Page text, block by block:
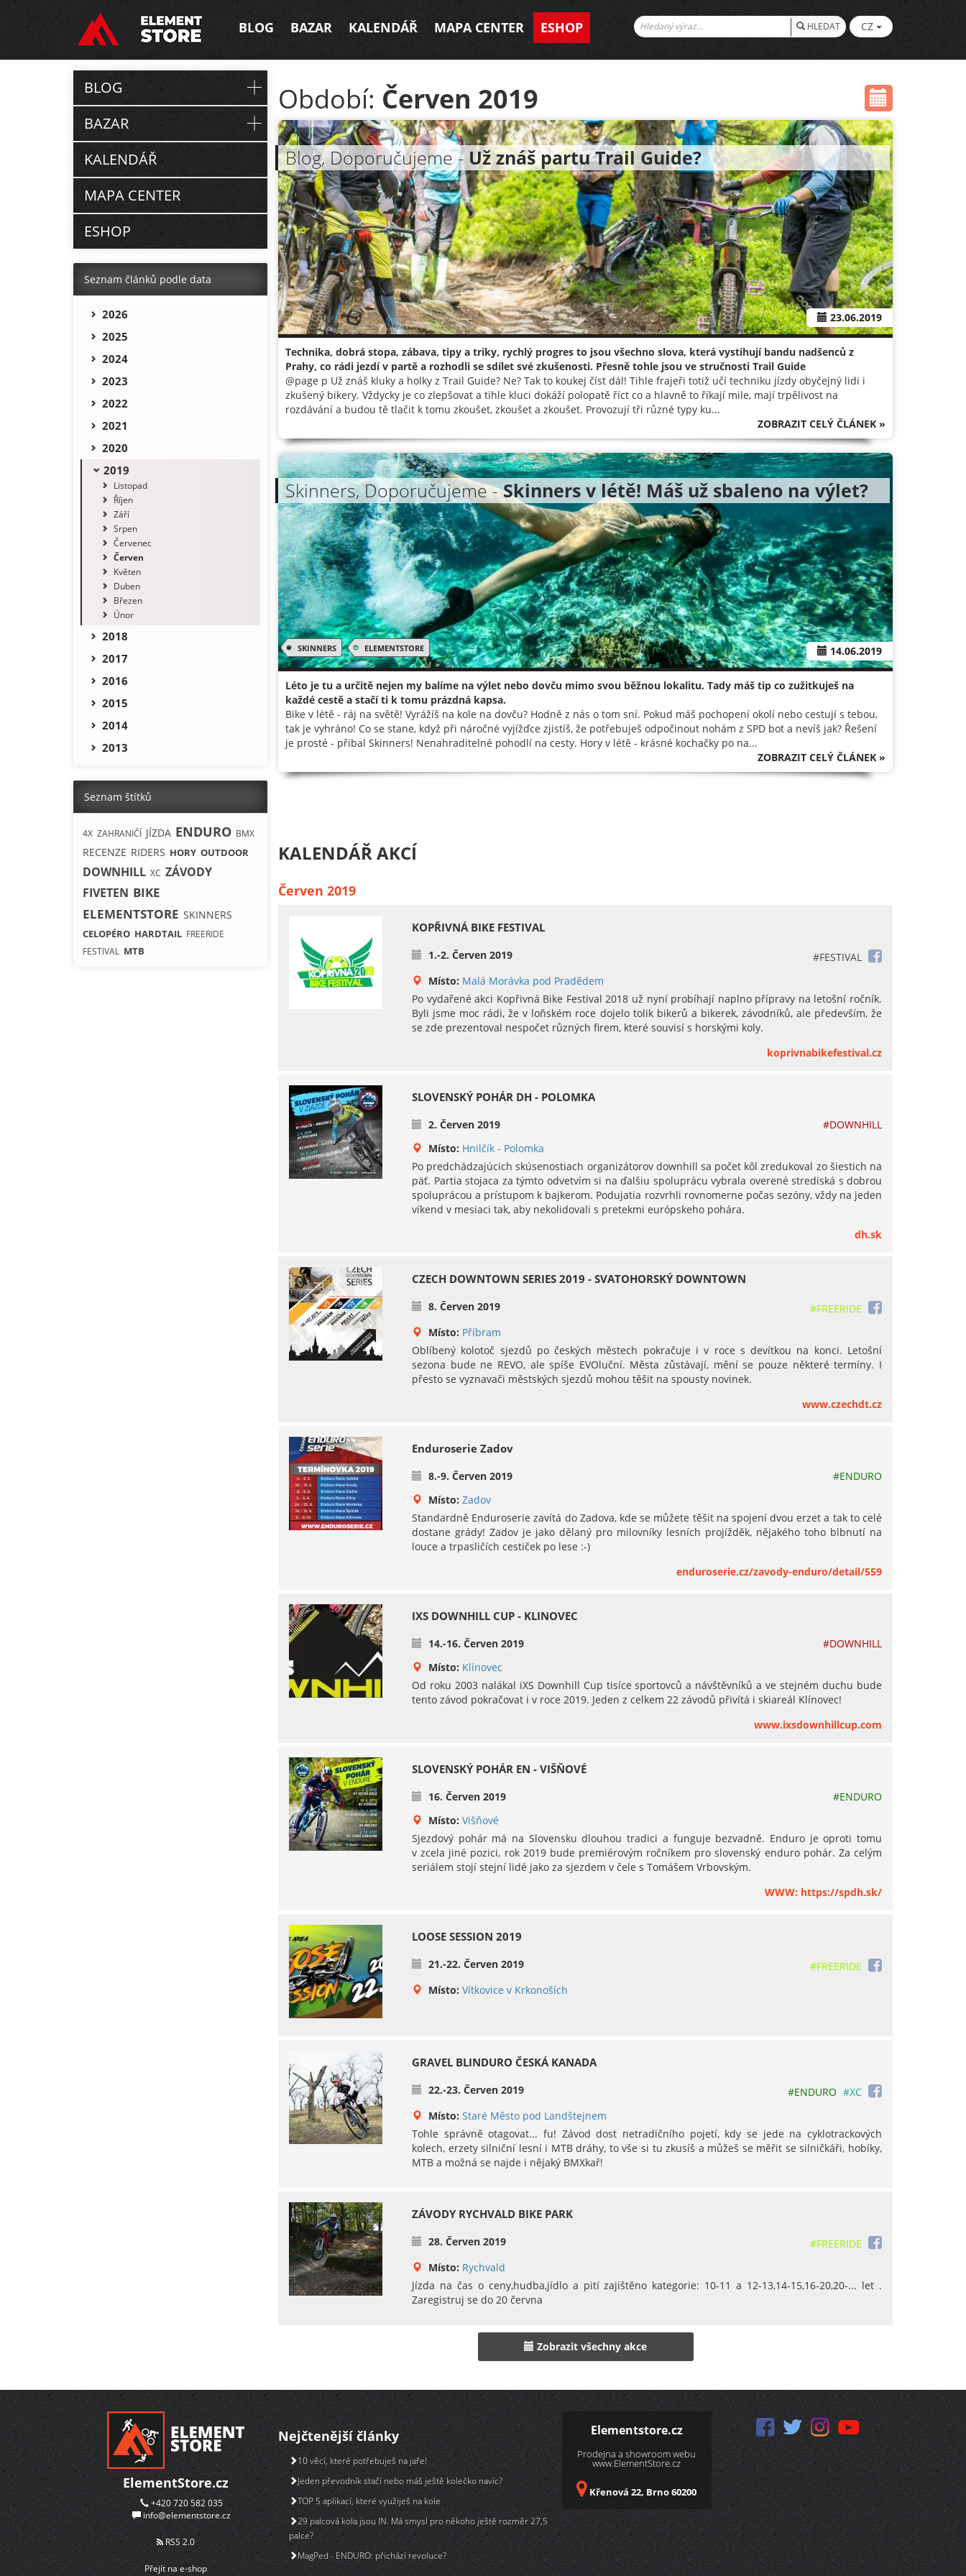
BLOG BAZAR KALENDÁŘ MAPA CENTER ESHOP HLEDAT CZ
Období: Červen 2019
Blog, Doporučujeme - Už znáš partu Trail Guide?
23.06.2019
Technika, dobrá stopa, zábava, tipy a triky, rychlý progres to jsou všechno slova, která vystihují bandu nadšenců z
Prahy, co rádi jezdí v partě a rozhodli se sdílet své zkušenosti. Přesně tohle jsou ve stručnosti Trail Guide
@page p Už znáš kluky a holky z Trail Guide? Ne? Tak to koukej číst dál! Tihle frajeři totiž učí techniku jízdy obyčejný lidi i
zkušený bikery. Vždycky je co zlepšovat a tihle kluci dokáží polopatě říct co a hlavně to říkají mile, mají trpělivost na
rozdávání a budou tě tlačit k tomu zkoušet, zkoušet a zkoušet. Provozují tři různé typy ku...
ZOBRAZIT CELÝ ČLÁNEK »
Skinners, Doporučujeme -Skinners v létě! Máš už sbaleno na výlet?
SKINNERS ELEMENTSTORE 14.06.2019
Léto je tu a určitě nejen my balíme na výlet nebo dovču mimo svou běžnou lokalitu. Tady máš tip co zužitkuješ na
každé cestě a stačí ti k tomu prázdná kapsa.
Bike v létě - ráj na světě! Vyrážíš na kole na dovču? Hodně z nás o tom sní. Pokud máš pochopení okolí nebo cestují s tebou,
tak je vyhráno! Co se stane, když při náročné vyjížďce zjistíš, že potřebuješ odpočinout nohám z SPD bot a nevíš jak? Řešení
je prosté - přibal Skinners! Nenahraditelné pohodlí na cesty. Hory v létě - krásné kochačky po na...
ZOBRAZIT CELÝ ČLÁNEK »
KALENDÁŘ AKCÍ
Červen 2019
KOPŘIVNÁ BIKE FESTIVAL
1.-2. Červen 2019
#FESTIVAL
Místo: Malá Morávka pod Pradědem
Po vydařené akci Kopřivná Bike Festival 2018 už nyní probíhají naplno přípravy na letošní ročník.
Byli jsme moc rádi, že v loňském roce dojelo tolik bikerů a bikerek, závodníků, ale především, že
se zde prezentoval nespočet různých firem, které souvisí s horskými koly.
koprivnabikefestival.cz
SLOVENSKÝ POHÁR DH - POLOMKA
2. Červen 2019
#DOWNHILL
Místo: Hnilčík - Polomka
Po predchádzajúcich skúsenostiach organizátorov downhill sa počet kôl zredukoval zo šiestich na
päť. Partia stojaca za týmto odvetvím si na ďalšiu spoluprácu vybrala overené strediská s dobrou
spoluprácou a prístupom k bajkerom. Podujatia rozvrhli rovnomerne počas sezóny, vždy na jeden
víkend v mesiaci tak, aby nekolidovali s pretekmi európskeho pohára.
dh.sk
CZECH DOWNTOWN SERIES 2019 - SVATOHORSKÝ DOWNTOWN
8. Červen 2019
#FREERIDE
Místo: Příbram
Oblíbený kolotoč sjezdů po českých městech pokračuje i v roce s devítkou na konci. Letošní
sezona bude ne REVO, ale spíše EVOluční. Města zůstávají, mění se pouze některé termíny. I
přesto se vyznavači městských sjezdů mohou těšit na spousty novinek.
www.czechdt.cz
Enduroserie Zadov
8.-9. Červen 2019
#ENDURO
Místo: Zadov
Standardně Enduroserie zavítá do Zadova, kde se můžete těšit na spojení dvou erzet a tak to celé
dostane grády! Zadov je jako dělaný pro milovníky lesních projížděk, nějakého toho blbnutí na
louce a trpasličích cestiček po lese :-)
enduroserie.cz/zavody-enduro/detail/559
IXS DOWNHILL CUP - KLINOVEC
14.-16. Červen 2019
#DOWNHILL
Místo: Klínovec
Od roku 2003 nalákal iXS Downhill Cup tisíce sportovců a návštěvníků a ve stejném duchu bude
tento závod pokračovat i v roce 2019. Jeden z celkem 22 závodů přivítá i skiareál Klínovec!
www.ixsdownhillcup.com
SLOVENSKÝ POHÁR EN - VIŠŇOVÉ
16. Červen 2019
#ENDURO
Místo: Višňové
Sjezdový pohár má na Slovensku dlouhou tradici a funguje bezvadně. Enduro je oproti tomu
v zcela jiné pozici, rok 2019 bude premiérovým ročníkem pro slovenský enduro pohár. Za celým
seriálem stojí stejní lidé jako za sjezdem v čele s Tomášem Vrbovským.
WWW: https://spdh.sk/
LOOSE SESSION 2019
21.-22. Červen 2019
#FREERIDE
Místo: Vítkovice v Krkonoších
GRAVEL BLINDURO ČESKÁ KANADA
22.-23. Červen 2019 #ENDURO #XC
Místo: Staré Město pod Landštejnem
Tohle správně otagovat... fu! Závod dost netradičního pojetí, kdy se jede na cyklotrackových
kolech, erzety silniční lesní i MTB dráhy, to vše si tu zkusíš a můžeš se měřit se silničkáři, hobíky,
MTB a možná se najde i nějaký BMXkař!
ZÁVODY RYCHVALD BIKE PARK
28. Červen 2019
#FREERIDE
Místo: Rychvald
Jízda na čas o ceny,hudba,jídlo a pití zajištěno kategorie: 10-11 a 12-13,14-15,16-20,20-... let .
Zaregistruj se do 20 června
Zobrazit všechny akce
BLOG
BAZAR
KALENDÁŘ
MAPA CENTER
ESHOP
Seznam článků podle data
2026
2025
2024
2023
2022
2021
2020
2019
Listopad
Říjen
Září
Srpen
Červenec
Červen
Květen
Duben
Březen
Únor
2018
2017
2016
2015
2014
2013
Seznam štítků
4X ZAHRANIČÍ JÍZDA ENDURO BMX
RECENZE RIDERS HORY OUTDOOR
DOWNHILL XC ZÁVODY
FIVETEN BIKE
ELEMENTSTORE SKINNERS
CELOPÉRO HARDTAIL FREERIDE
FESTIVAL MTB
ElementStore.cz
+420 720 582 035
info@elementstore.cz
RSS 2.0
Přejít na e-shop
Nejčtenější články
10 věcí, které potřebuješ na jaře!
Jeden převodník stačí nebo máš ještě kolečko navíc?
TOP 5 aplikací, které využiješ na kole
29 palcová kola jsou IN. Má smysl pro někoho ještě rozměr 27,5
palce?
MagPed - ENDURO: přichází revoluce?
Elementstore.cz
Prodejna a showroom webu
www.ElementStore.cz
Křenová 22, Brno 60200